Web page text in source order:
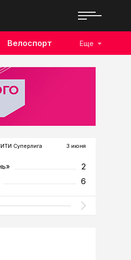
Велоспорт Еще
Суперлига 3 июня
2
6